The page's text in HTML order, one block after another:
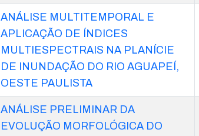
ANÁLISE MULTITEMPORAL E
APLICAÇÃO DE ÍNDICES
MULTIESPECTRAIS NA PLANÍCIE
DE INUNDAÇÃO DO RIO AGUAPEÍ,
OESTE PAULISTA
ANÁLISE PRELIMINAR DA
EVOLUÇÃO MORFOLÓGICA DO